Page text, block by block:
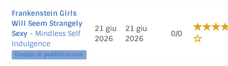
Frankenstein Girls
Will Seem Strangely
Sexy - Mindless Self
Indulgence
Gruppo di pubblicazioni
21 giu
2026
21 giu
2026
0/0